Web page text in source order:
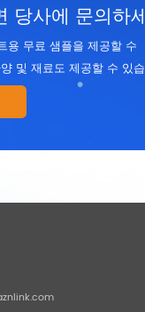
당사에 문의하
용 무료 샘플을 제공할 수
및 재료도 제공할 수 있